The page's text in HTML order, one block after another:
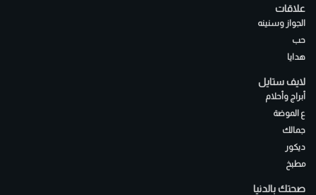
علاقات
الجواز وسنينه
حب
هدايا
لايف ستايل
أبراج وأحلام
ع الموضة
جمالك
ديكور
مطبخ
صحتك بالدنيا